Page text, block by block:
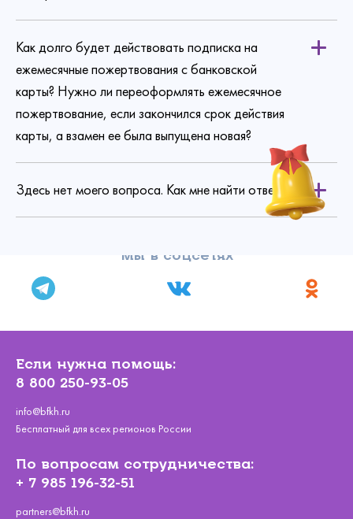
Как долго будет действовать подписка на
ежемесячные пожертвования с банковской
карты? Нужно ли переоформлять ежемесячное
пожертвование, если закончился срок действия
карты, а взамен ее была выпущена новая?
Здесь нет моего вопроса. Как мне найти ответ?
Мы в соцсетях
Если нужна помощь:
8 800 250-93-05
info@bfkh.ru
Бесплатный для всех регионов России
По вопросам сотрудничества:
+ 7 985 196-32-51
partners@bfkh.ru